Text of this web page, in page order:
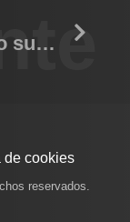
Zambia 2025-10 Leopardo subiendo arbol
de cookies
reservados.